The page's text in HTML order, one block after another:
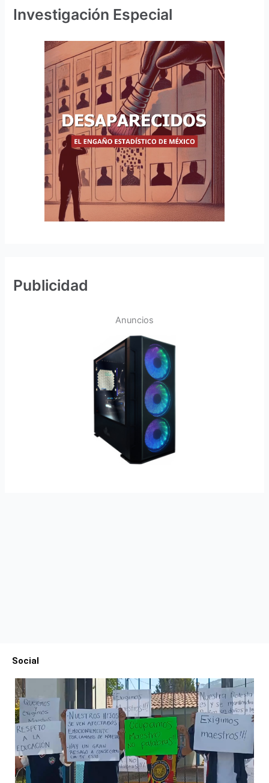
Investigación Especial
Publicidad
Anuncios
Social